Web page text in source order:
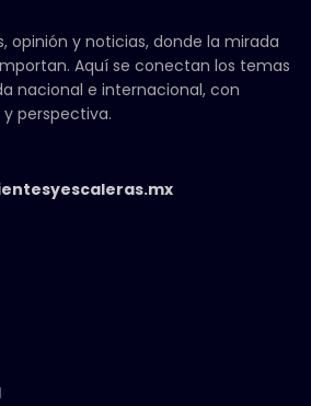
opinión y noticias, donde la mirada
Aquí se conectan los temas
nacional e internacional, con
perspectiva.